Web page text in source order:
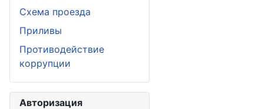
Схема проезда
Приливы
Противодействие
коррупции
Авторизация